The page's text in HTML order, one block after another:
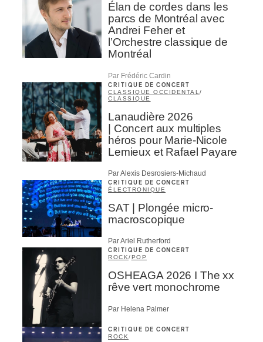
Élan de cordes dans les
parcs de Montréal avec
Andrei Feher et
l’Orchestre classique de
Montréal
Par Frédéric Cardin
CRITIQUE DE CONCERT
CLASSIQUE OCCIDENTAL /
CLASSIQUE
Lanaudière 2026
| Concert aux multiples
héros pour Marie-Nicole
Lemieux et Rafael Payare
Par Alexis Desrosiers-Michaud
CRITIQUE DE CONCERT
ÉLECTRONIQUE
SAT | Plongée micro-
macroscopique
Par Ariel Rutherford
CRITIQUE DE CONCERT
ROCK/ POP
OSHEAGA 2026 I The xx
rêve vert monochrome
Par Helena Palmer
CRITIQUE DE CONCERT
ROCK